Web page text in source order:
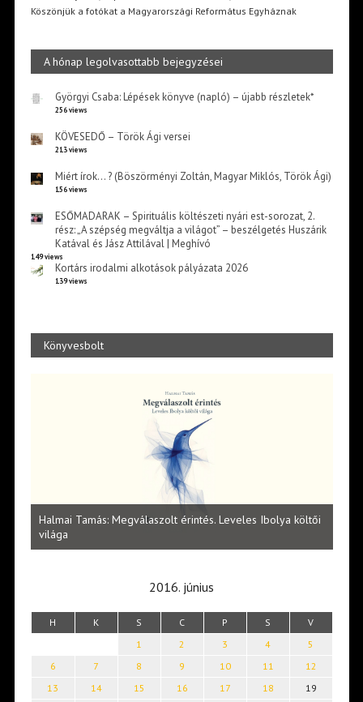
Köszönjük a fotókat a Magyarországi Református Egyháznak
A hónap legolvasottabb bejegyzései
Györgyi Csaba: Lépések könyve (napló) – újabb részletek*
256 views
KÖVESEDŐ – Török Ági versei
213 views
Miért írok… ? (Böszörményi Zoltán, Magyar Miklós, Török Ági)
156 views
ESŐMADARAK – Spirituális költészeti nyári est-sorozat, 2.
rész: „A szépség megváltja a világot” – beszélgetés Huszárik
Katával és Jász Attilával | Meghívó
149 views
Kortárs irodalmi alkotások pályázata 2026
139 views
Könyvesbolt
Halmai Tamás: Megválaszolt érintés. Leveles Ibolya költői
világa
2016. június
H K S C P S V
1 2 3 4
5
6
7 8 9 10 11
12
13
14 15 16 17 18
19